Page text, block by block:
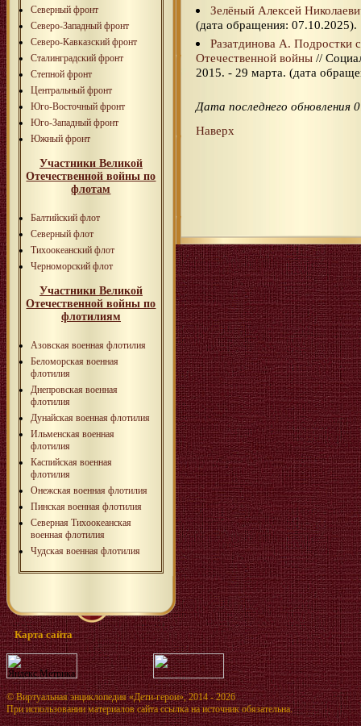
Северный фронт
Северо-Западный фронт
Северо-Кавказский фронт
Сталинградский фронт
Степной фронт
Центральный фронт
Юго-Восточный фронт
Юго-Западный фронт
Южный фронт
Участники Великой
Отечественной войны по
флотам
Балтийский флот
Северный флот
Тихоокеанский флот
Черноморский флот
Участники Великой
Отечественной войны по
флотилиям
Азовская военная флотилия
Беломорская военная
флотилия
Днепровская военная
флотилия
Дунайская военная флотилия
Ильменская военная
флотилия
Каспийская военная
флотилия
Онежская военная флотилия
Пинская военная флотилия
Северная Тихоокеанская
военная флотилия
Чудская военная флотилия
Зелёный Алексей
(дата обращения: 07.10.2025).
Разатдинова А. Подростки
Отечественной войны //
2015. - 29 марта. (дата
Дата последнего обновления
Наверх
Карта сайта
©Виртуальная энциклопедия «Дети-герои», 2014 - 2026
При использовании материалов сайта ссылка на источник обязательна.